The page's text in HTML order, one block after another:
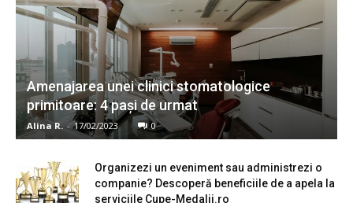
Amenajarea unei clinici stomatologice
primitoare: 4 pași de urmat
Alina R. - 17/02/2023 0
Organizezi un eveniment sau administrezi o
companie? Descoperă beneficiile de a apela la
serviciile Cupe-Medalii.ro